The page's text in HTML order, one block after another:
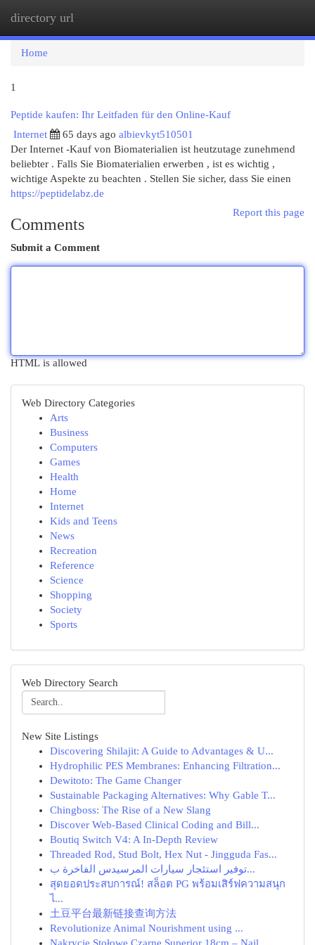
directory url
Home
1
Peptide kaufen: Ihr Leitfaden für den Online-Kauf
Internet
65 days ago albievkyt510501
Der Internet -Kauf von Biomaterialien ist heutzutage zunehmend
beliebter . Falls Sie Biomaterialien erwerben , ist es wichtig ,
wichtige Aspekte zu beachten . Stellen Sie sicher, dass Sie einen
https://peptidelabz.de
Report this page
Comments
Submit a Comment
HTML is allowed
Web Directory Categories
Arts
Business
Computers
Games
Health
Home
Internet
Kids and Teens
News
Recreation
Reference
Science
Shopping
Society
Sports
Web Directory Search
New Site Listings
Discovering Shilajit: A Guide to Advantages & U...
Hydrophilic PES Membranes: Enhancing Filtration...
Dewitoto: The Game Changer
Sustainable Packaging Alternatives: Why Gable T...
Chingboss: The Rise of a New Slang
Discover Web-Based Clinical Coding and Bill...
Boutiq Switch V4: A In-Depth Review
Threaded Rod, Stud Bolt, Hex Nut - Jingguda Fas...
توفير استئجار سيارات المرسيدس الفاخرة ب...
สุดยอดประสบการณ์! สล็อต PG พร้อมเสิร์ฟความสนุก
ไ...
土豆平台最新链接查询方法
Revolutionize Animal Nourishment using ...